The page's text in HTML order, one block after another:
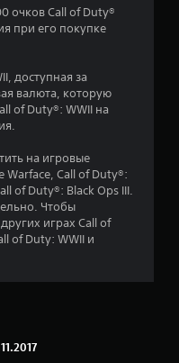
очков Call of Duty®
при его покупке
доступная за
валюта, которую
of Duty®: WWII на
на игровые
Call of Duty®:
of Duty®: Black Ops III.
Чтобы
играх Call of
of Duty: WWII и